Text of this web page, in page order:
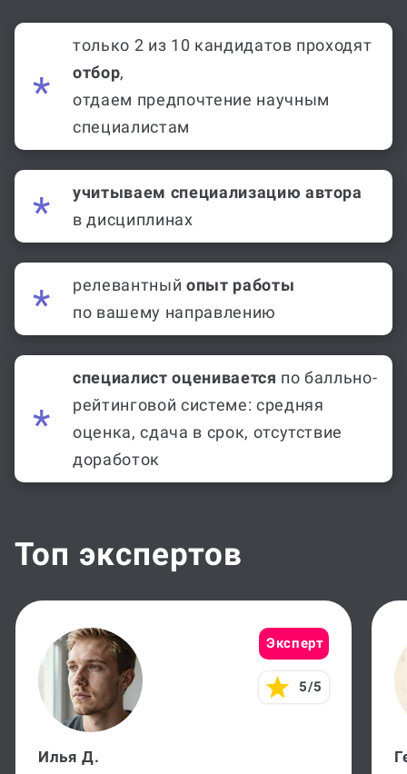
только 2 из 10 кандидатов проходят
отбор,
отдаем предпочтение научным
специалистам
учитываем специализацию автора
в дисциплинах
релевантный опыт работы
по вашему направлению
специалист оценивается по балльно-
рейтинговой системе: средняя
оценка, сдача в срок, отсутствие
доработок
Топ экспертов
Эксперт
5/5
Илья Д.